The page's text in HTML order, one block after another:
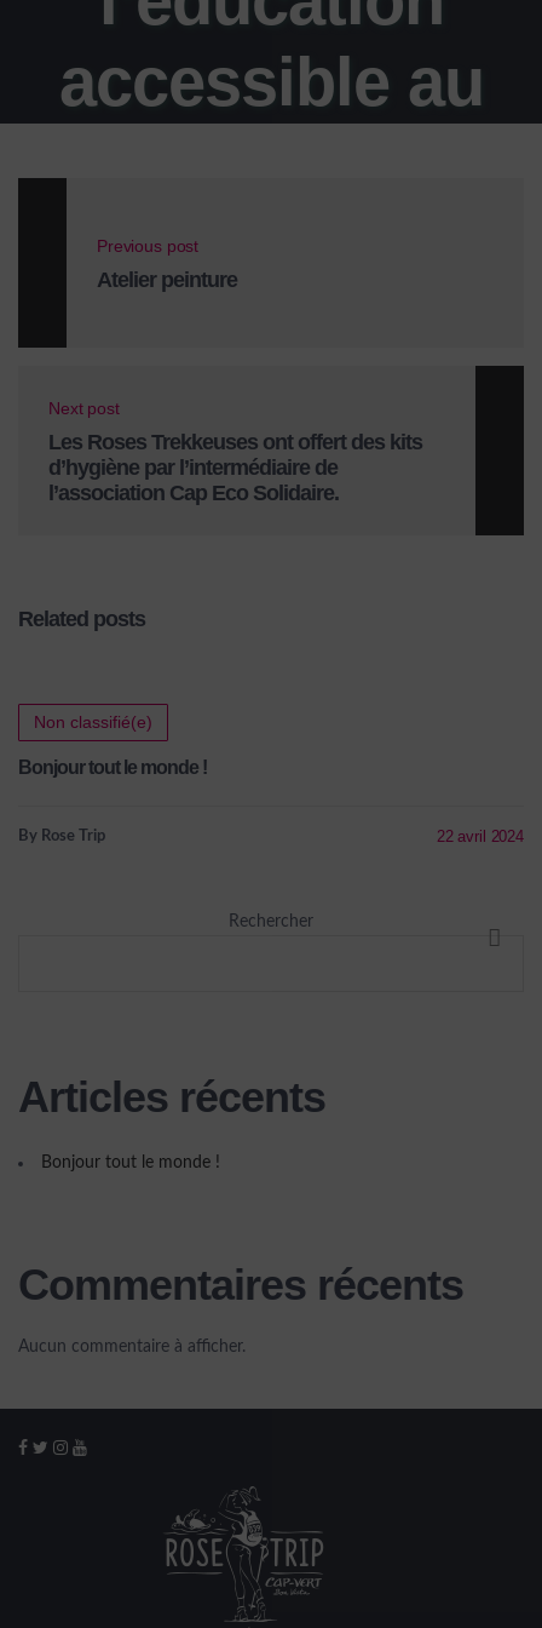
accessible au
nombre.
l’association
est fière d’agir
Centre Éducatif
Nossa Senhora
Esperança
avenir plus
offrir davantage
aux enfants de
la ville de Sal
Previous post
Atelier peinture
Next post
Les Roses Trekkeuses ont offert des kits
d’hygiène par l’intermédiaire de
l’association Cap Eco Solidaire.
Related posts
Non classifié(e)
Bonjour tout le monde !
By Rose Trip 22 avril 2024
Rechercher
Articles récents
Bonjour tout le monde !
Commentaires récents
Aucun commentaire à afficher.